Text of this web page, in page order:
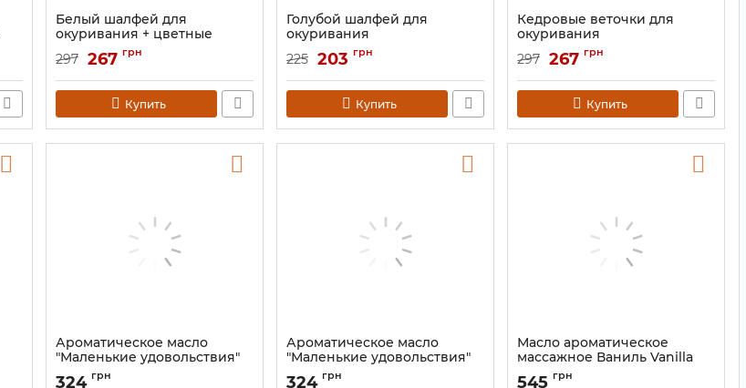
Белый шалфей для
окуривания + цветные
лепестки роз
Артикул: 9131108
297 267 грн
Купить
Голубой шалфей для
окуривания
Артикул: 9131106
225 203 грн
Купить
Кедровые веточки для
окуривания
Артикул: 9131107
297 267 грн
Купить
Ароматическое масло
"Маленькие удовольствия"
Морской бриз Sea Breeze
324 грн
Ароматическое масло
"Маленькие удовольствия"
Жимолость Honeysuckle
324 грн
Масло ароматическое
массажное Ваниль Vanilla
100 ml.
545 грн